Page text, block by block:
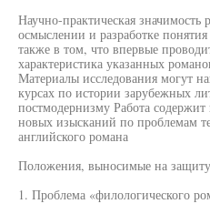
Научно-практическая значимость
осмыслении и разработке
также в том, что впервые
характеристика указанных
Материалы исследования могут
курсах по истории зарубежных
постмодернизму Работа
новых изысканий по проблемам
английского романа
Положения, выносимые на
1. Проблема «филологического